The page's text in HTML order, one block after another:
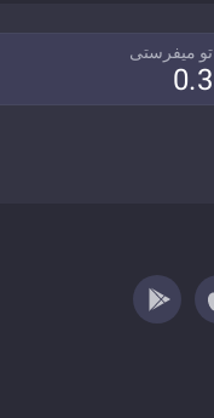
تو میفرستی